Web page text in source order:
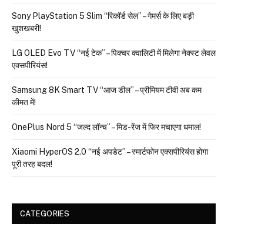
Sony PlayStation 5 Slim “रिकॉर्ड सेल” – गेमर्स के लिए बड़ी
खुशखबरी!
LG OLED Evo TV “नई टेक” – पिक्चर क्वालिटी में मिलेगा नेक्स्ट लेवल
एक्सपीरियंस!
Samsung 8K Smart TV “आज डील” – प्रीमियम टीवी अब कम
कीमत में!
OnePlus Nord 5 “जल्द लॉन्च” – मिड-रेंज में फिर मचाएगा धमाल!
Xiaomi HyperOS 2.0 “नई अपडेट” – स्मार्टफोन एक्सपीरियंस होगा
पूरी तरह बदल!
CATEGORIES